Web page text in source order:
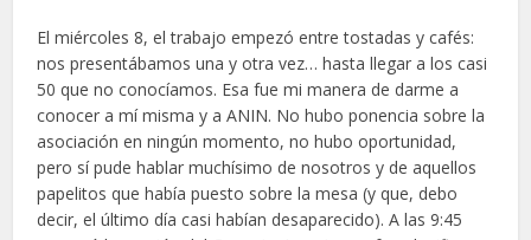
El miércoles 8, el trabajo empezó entre tostadas y cafés:
nos presentábamos una y otra vez… hasta llegar a los casi
50 que no conocíamos. Esa fue mi manera de darme a
conocer a mí misma y a ANIN. No hubo ponencia sobre la
asociación en ningún momento, no hubo oportunidad,
pero sí pude hablar muchísimo de nosotros y de aquellos
papelitos que había puesto sobre la mesa (y que, debo
decir, el último día casi habían desaparecido). A las 9:45